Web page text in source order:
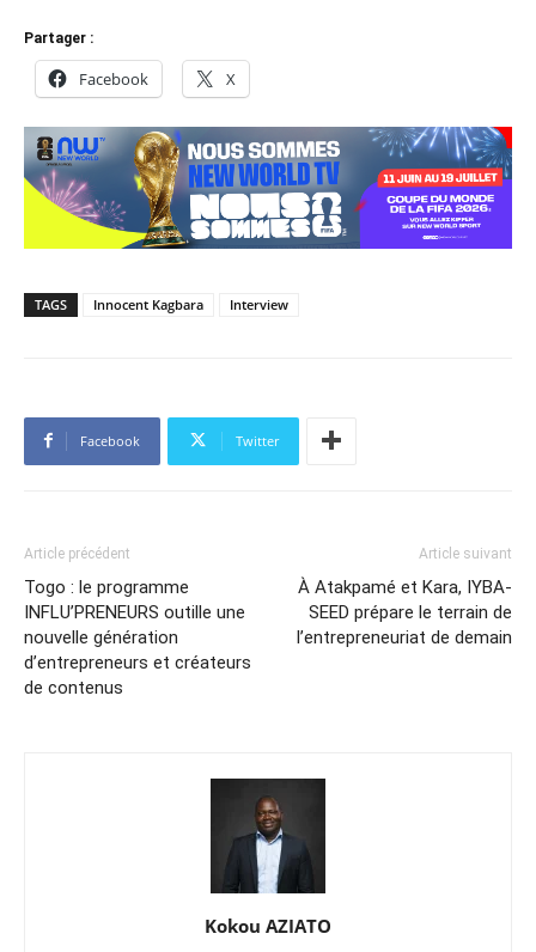
Partager :
Facebook X
TAGS Innocent Kagbara Interview
Facebook Twitter
Article précédent
Togo : le programme
INFLU’PRENEURS outille une
nouvelle génération
d’entrepreneurs et créateurs
de contenus
Article suivant
À Atakpamé et Kara, IYBA-
SEED prépare le terrain de
l’entrepreneuriat de demain
Kokou AZIATO